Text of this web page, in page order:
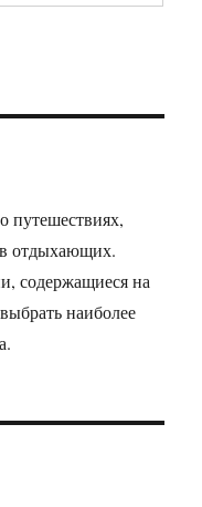
путешествиях,
отдыхающих.
содержащиеся на
наиболее